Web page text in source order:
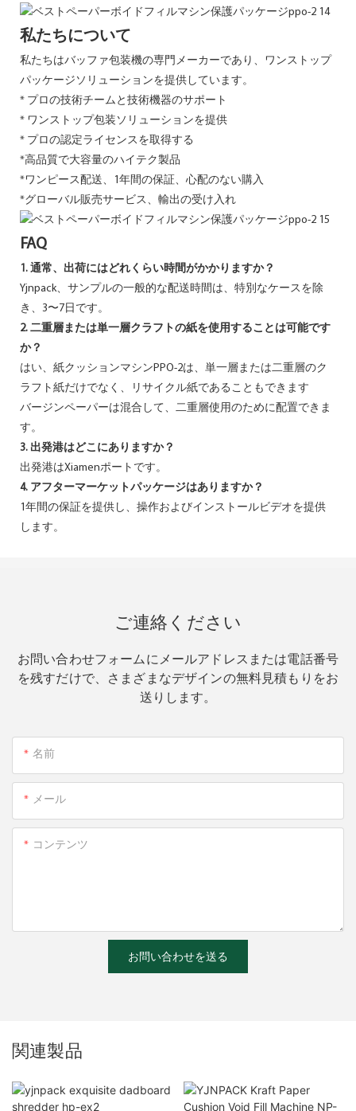
私たちについて
私たちはバッファ包装機の専門メーカーであり、ワンストップ
パッケージソリューションを提供しています。
* プロの技術チームと技術機器のサポート
* ワンストップ包装ソリューションを提供
* プロの認定ライセンスを取得する
*高品質で大容量のハイテク製品
*ワンピース配送、1年間の保証、心配のない購入
*グローバル販売サービス、輸出の受け入れ
FAQ
1. 通常、出荷にはどれくらい時間がかかりますか？
Yjnpack、サンプルの一般的な配送時間は、特別なケースを除
き、3〜7日です。
2. 二重層または単一層クラフトの紙を使用することは可能です
か？
はい、紙クッションマシンPPO-2は、単一層または二重層のク
ラフト紙だけでなく、リサイクル紙であることもできます
バージンペーパーは混合して、二重層使用のために配置できま
す。
3. 出発港はどこにありますか？
出発港はXiamenポートです。
4. アフターマーケットパッケージはありますか？
1年間の保証を提供し、操作およびインストールビデオを提供
します。
ご連絡ください
お問い合わせフォームにメールアドレスまたは電話番号
を残すだけで、さまざまなデザインの無料見積もりをお
送りします。
名前
メール
コンテンツ
お問い合わせを送る
関連製品